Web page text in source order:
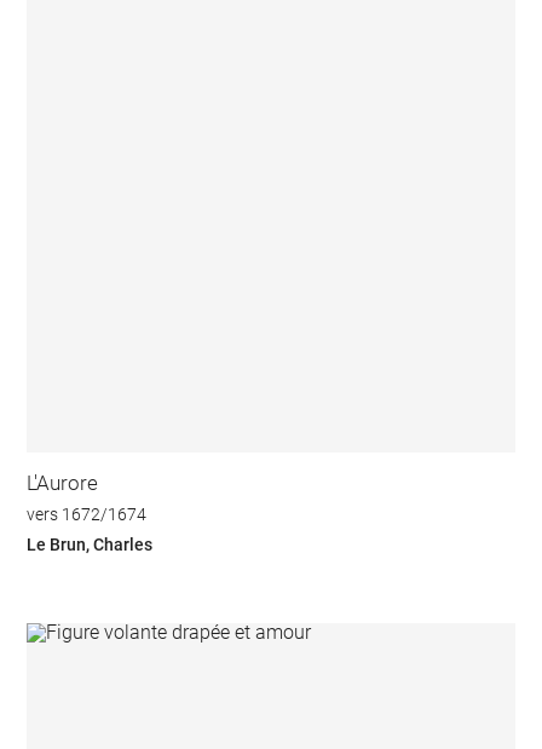
L'Aurore
vers 1672/1674
Le Brun, Charles